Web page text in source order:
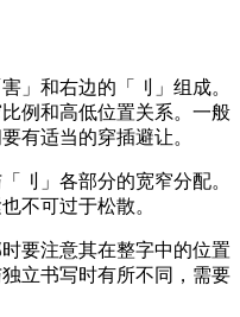
」和右边的「刂」组成。
例和高低位置关系。一般
有适当的穿插避让。
刂」各部分的宽窄分配。
不可过于松散。
要注意其在整字中的位置
立书写时有所不同，需要